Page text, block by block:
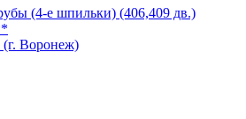
(4-е шпильки) (406,409 дв.)
Воронеж)